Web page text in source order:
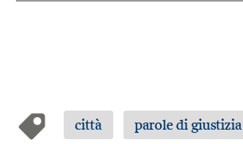
città parole di giustizia